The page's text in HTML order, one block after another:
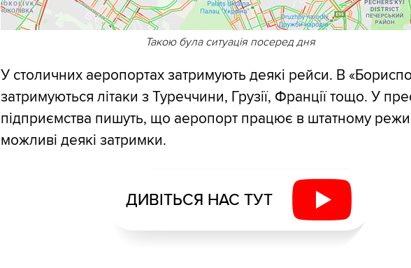
Такою була ситуація посеред дня
У столичних аеропортах затримують деякі рейси. В
затримуються літаки з Туреччини, Грузії, Франції тощо. У
підприємства пишуть, що аеропорт працює в штатному
можливі деякі затримки.
ДИВІТЬСЯ НАС ТУТ